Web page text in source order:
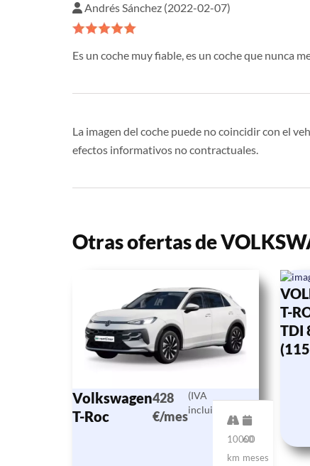
Andrés Sánchez (2022-02-07)
Es un coche muy fiable, es un coche que nunca
La imagen del coche puede no coincidir con el
efectos informativos no contractuales.
Otras ofertas de
Volkswagen
T-Roc
428
€/mes
(IVA
incluido)
10000
km
60
meses
T-
TDI